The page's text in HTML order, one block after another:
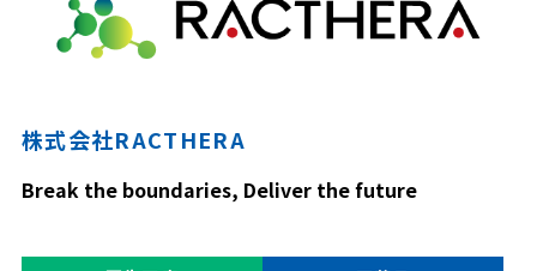
株式会社RACTHERA
Break the boundaries, Deliver the future